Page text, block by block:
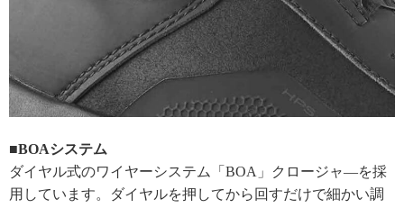
■BOAシステム
ダイヤル式のワイヤーシステム「BOA」クロージャ―を採
用しています。ダイヤルを押してから回すだけで細かい調